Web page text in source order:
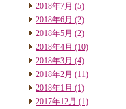
2018年7月 (5)
2018年6月 (2)
2018年5月 (2)
2018年4月 (10)
2018年3月 (4)
2018年2月 (11)
2018年1月 (1)
2017年12月 (1)